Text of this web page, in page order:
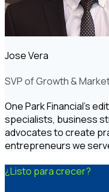
Jose Vera
SVP of Growth &
One Park Financial's
specialists, business
advocates to create
entrepreneurs we
¿Listo para crecer?